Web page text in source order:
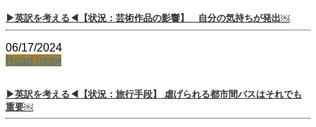
▶英訳を考える◀【状況：芸術作品の影響】 自分の気持ちが発出￼
06/17/2024
Read more
▶英訳を考える◀【状況：旅行手段】 虐げられる都市間バスはそれでも
重要￼